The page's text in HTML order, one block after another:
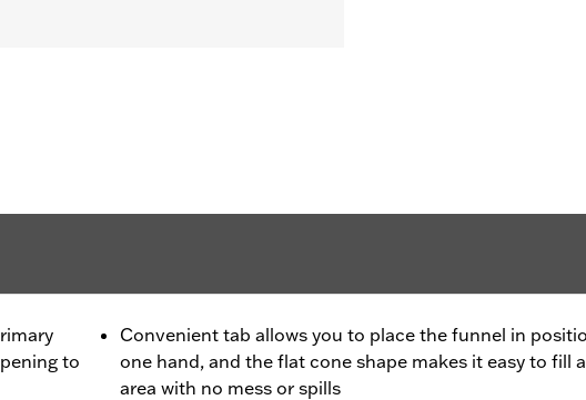
to
Convenient tab allows you to place the funnel in
one hand, and the flat cone shape makes it easy to fill
area with no mess or spills